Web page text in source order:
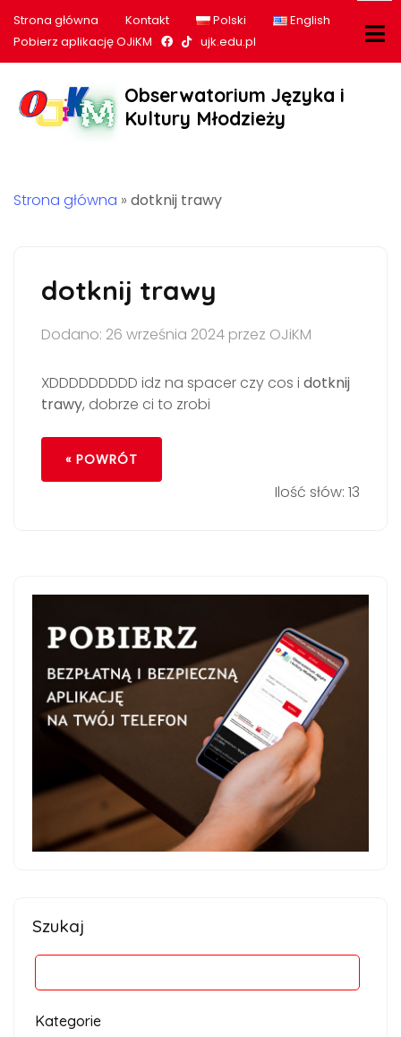
Strona główna Kontakt Polski
English
Pobierz aplikację OJiKM
Nasz profil na Facebook
Nasz profil na tiktok
ujk.edu.pl
Obserwatorium Języka i
Kultury Młodzieży
Strona główna » dotknij trawy
dotknij trawy
Dodano: 26 września 2024 przez OJiKM
XDDDDDDDDD idz na spacer czy cos i dotknij
trawy, dobrze ci to zrobi
« POWRÓT
Ilość słów: 13
Szukaj
Kategorie